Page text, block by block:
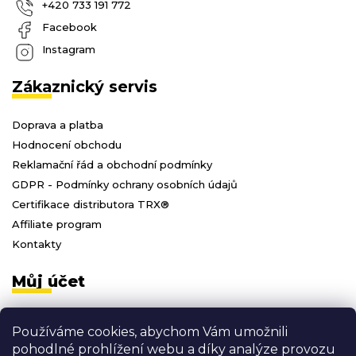
Používáme cookies, abychom Vám umožnili
pohodlné prohlížení webu a díky analýze provozu
+420 733 191 772
Facebook
Instagram
Zákaznický servis
Doprava a platba
Hodnocení obchodu
Reklamační řád a obchodní podmínky
GDPR - Podmínky ochrany osobních údajů
Certifikace distributora TRX®
Affiliate program
Kontakty
Můj účet
Registrace